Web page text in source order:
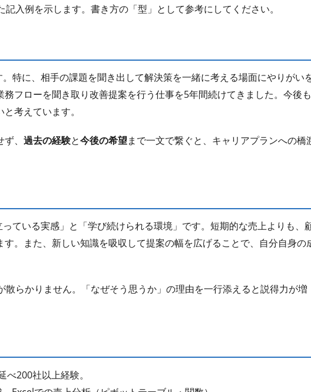
入例を示します。書き方の「型」として参考にしてください。
特に、相手の課題を聞き出して解決策を一緒に考える場面にやりがい
フローを聞き取り改善提案を行う仕事を5年間続けてきました。今後も
考えています。
、 過去の経験と今後の希望まで一文で繋ぐと、キャリアプランへの橋
ている実感」と「学び続けられる環境」です。短期的な売上よりも、
。また、新しい知識を吸収して提案の幅を広げることで、自分自身の
散らかりません。「なぜそう思うか」の理由を一行添えると説得力が増
べ200社以上経験。